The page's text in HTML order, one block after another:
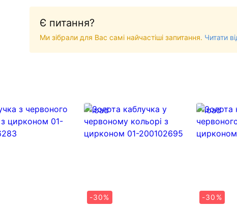
Є питання?
Ми зібрали для Вас самі найчастіші запитання. Читати
-30%
-30%